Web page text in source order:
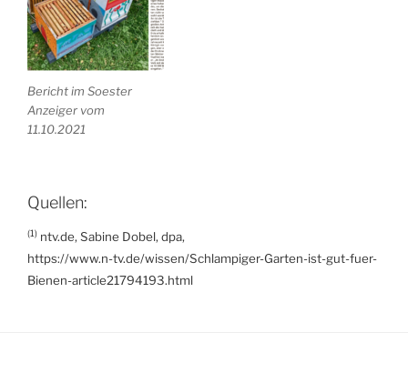
Bericht im Soester
Anzeiger vom
11.10.2021
Quellen:
(1) ntv.de, Sabine Dobel, dpa,
https://www.n-tv.de/wissen/Schlampiger-Garten-ist-gut-fuer-
Bienen-article21794193.html